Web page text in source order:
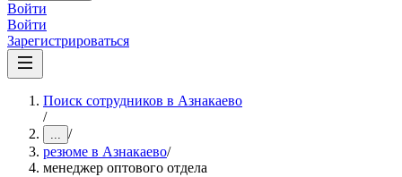
Войти
Войти
Зарегистрироваться
Поиск сотрудников в Азнакаево
/
... /
резюме в Азнакаево/
менеджер оптового отдела